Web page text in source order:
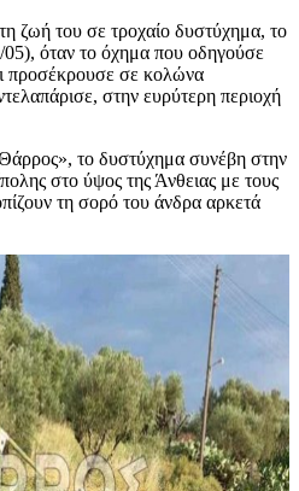
ζωή του σε τροχαίο δυστύχημα, το
όταν το όχημα που οδηγούσε
προσέκρουσε σε κολώνα
στην ευρύτερη περιοχή
το δυστύχημα συνέβη στην
στο ύψος της Άνθειας με τους
τη σορό του άνδρα αρκετά